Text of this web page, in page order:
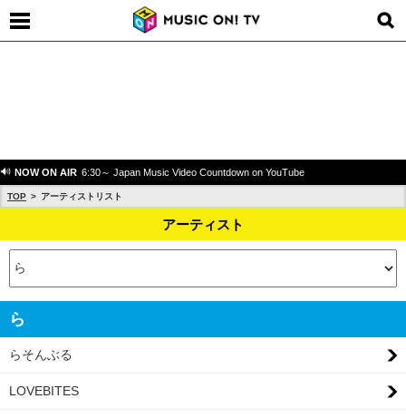
NOW ON AIR 6:30～ Japan Music Video Countdown on YouTube
TOP アーティストリスト
アーティスト
ら
らそんぶる
LOVEBITES